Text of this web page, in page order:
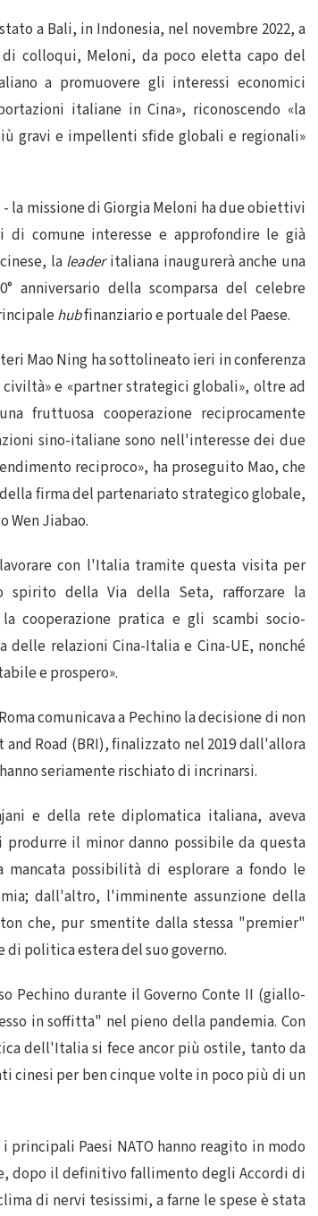
a Bali, in Indonesia, nel novembre 2022, a
colloqui, Meloni, da poco eletta capo del
a promuovere gli interessi economici
italiane in Cina», riconoscendo «la
gravi e impellenti sfide globali e regionali»
la missione di Giorgia Meloni ha due obiettivi
comune interesse e approfondire le già
la leaderitaliana inaugurerà anche una
anniversario della scomparsa del celebre
hubfinanziario e portuale del Paese.
Mao Ning ha sottolineato ieri in conferenza
e «partner strategici globali», oltre ad
fruttuosa cooperazione reciprocamente
sino-italiane sono nell'interesse dei due
reciproco», ha proseguito Mao, che
firma del partenariato strategico globale,
Wen Jiabao.
con l'Italia tramite questa visita per
spirito della Via della Seta, rafforzare la
cooperazione pratica e gli scambi socio-
relazioni Cina-Italia e Cina-UE, nonché
e prospero».
comunicava a Pechino la decisione di non
Road (BRI), finalizzato nel 2019 dall'allora
seriamente rischiato di incrinarsi.
e della rete diplomatica italiana, aveva
il minor danno possibile da questa
possibilità di esplorare a fondo le
dall'altro, l'imminente assunzione della
che, pur smentite dalla stessa "premier"
politica estera del suo governo.
Pechino durante il Governo Conte II (giallo-
in soffitta" nel pieno della pandemia. Con
dell'Italia si fece ancor più ostile, tanto da
cinesi per ben cinque volte in poco più di un
principali Paesi NATO hanno reagito in modo
dopo il definitivo fallimento degli Accordi di
di nervi tesissimi, a farne le spese è stata